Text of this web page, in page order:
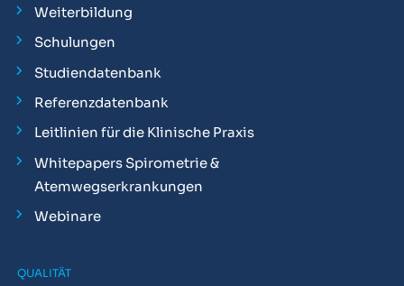
Weiterbildung
Schulungen
Studiendatenbank
Referenzdatenbank
Leitlinien für die Klinische Praxis
Whitepapers Spirometrie &
Atemwegserkrankungen
Webinare
QUALITÄT